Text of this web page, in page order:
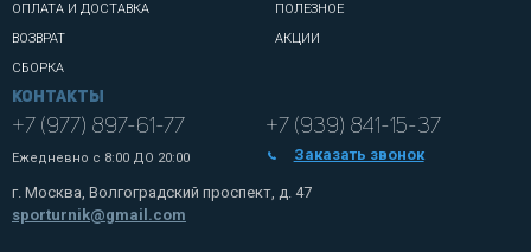
ОПЛАТА И ДОСТАВКА
ВОЗВРАТ
СБОРКА
ПОЛЕЗНОЕ
АКЦИИ
Контакты
+7 (977) 897-61-77
Ежедневно с 8:00 ДО 20:00
+7 (939) 841-15-37
Заказать звонок
г. Москва, Волгоградский проспект, д. 47
sporturnik@gmail.com